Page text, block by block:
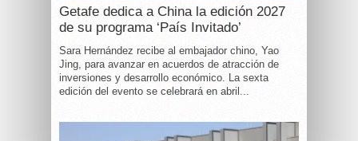
Getafe dedica a China la edición 2027
de su programa ‘País Invitado’
Sara Hernández recibe al embajador chino, Yao
Jing, para avanzar en acuerdos de atracción de
inversiones y desarrollo económico. La sexta
edición del evento se celebrará en abril...